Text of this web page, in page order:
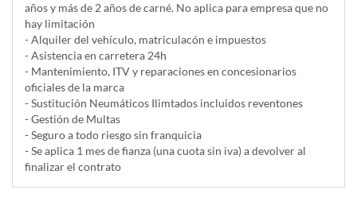
años y más de 2 años de carné. No aplica para empresa que no
hay limitación
- Alquiler del vehí­culo, matriculacón e impuestos
- Asistencia en carretera 24h
- Mantenimiento, ITV y reparaciones en concesionarios
oficiales de la marca
- Sustitución Neumáticos Ilimtados incluidos reventones
- Gestión de Multas
- Seguro a todo riesgo sin franquicia
- Se aplica 1 mes de fianza (una cuota sin iva) a devolver al
finalizar el contrato